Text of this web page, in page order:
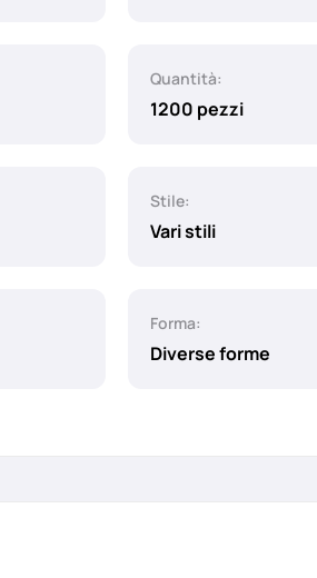
Quantità:
1200 pezzi
Stile:
Vari stili
Forma:
Diverse forme